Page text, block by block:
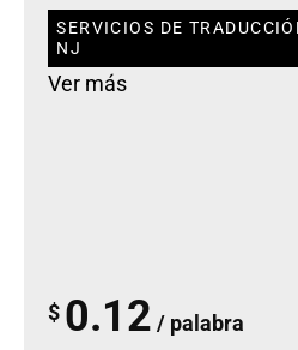
SERVICIOS DE
NJ
Ver más
$ 0.12 / palabra